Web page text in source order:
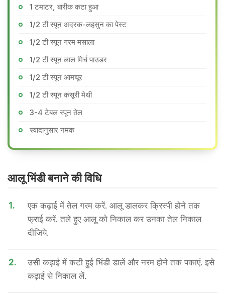
1 टमाटर, बारीक कटा हुआ
1/2 टी स्पून अदरक-लहसुन का पेस्ट
1/2 टी स्पून गरम मसाला
1/2 टी स्पून लाल मिर्च पाउडर
1/2 टी स्पून आमचूर
1/2 टी स्पून कसूरी मेथी
3-4 टेबल स्पून तेल
स्वादानुसार नमक
आलू भिंडी बनाने की वि​धि
1.
एक कढ़ाई में तेल गरम करें. आलू डालकर क्रिस्पी होने तक
फ्राई करें. तले हुए आलू को निकाल कर उनका तेल निकाल
दीजिये.
2.
उसी कढ़ाई में कटी हुई भिंडी डालें और नरम होने तक पकाएं. इसे
कढ़ाई से निकाल लें.